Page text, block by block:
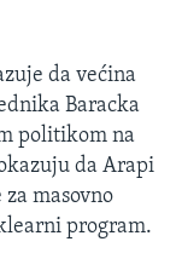
da većina
Baracka
politikom na
da Arapi
masovno
program.